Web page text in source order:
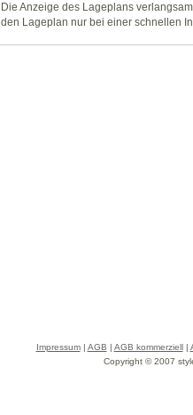
Die Anzeige des Lageplans
den Lageplan nur bei einer schnellen
Impressum| AGB | AGB kommerziell|
Copyright © 2007